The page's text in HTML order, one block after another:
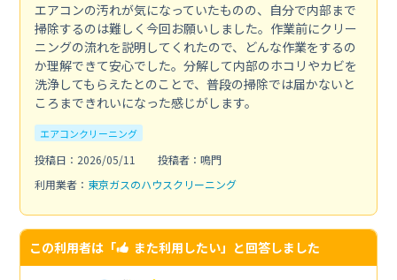
エアコンの汚れが気になっていたものの、自分で内部まで
掃除するのは難しく今回お願いしました。作業前にクリー
ニングの流れを説明してくれたので、どんな作業をするの
か理解できて安心でした。分解して内部のホコリやカビを
洗浄してもらえたとのことで、普段の掃除では届かないと
ころまできれいになった感じがします。
エアコンクリーニング
投稿日：2026/05/11
投稿者：鳴門
利用業者： 東京ガスのハウスクリーニング
この利用者は「 また利用したい」と回答しました